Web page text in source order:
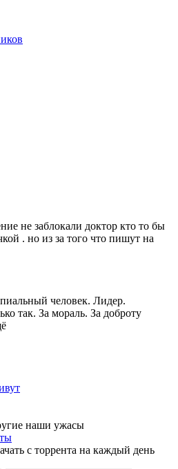
не заблокали доктор кто то бы
. но из за того что пишут на
человек. Лидер.
так. За мораль. За доброту
наши ужасы
с торрента на каждый день